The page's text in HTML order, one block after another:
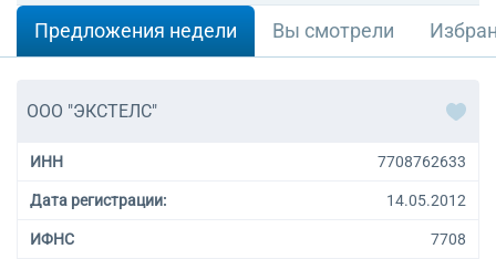
Предложения недели Вы смотрели
ООО "ЭКСТЕЛС"
ИНН 7708762633
Дата регистрации: 14.05.2012
ИФНС 7708